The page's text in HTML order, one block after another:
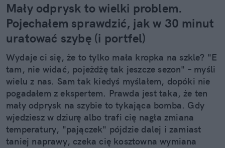
Mały odprysk to wielki problem.
Pojechałem sprawdzić, jak w 30 minut
uratować szybę (i portfel)
Wydaje ci się, że to tylko mała kropka na szkle? "E
tam, nie widać, pojeżdżę tak jeszcze sezon" – myśli
wielu z nas. Sam tak kiedyś myślałem, dopóki nie
pogadałem z ekspertem. Prawda jest taka, że ten
mały odprysk na szybie to tykająca bomba. Gdy
wjedziesz w dziurę albo trafi cię nagła zmiana
temperatury, "pajączek" pójdzie dalej i zamiast
taniej naprawy, czeka cię kosztowna wymiana